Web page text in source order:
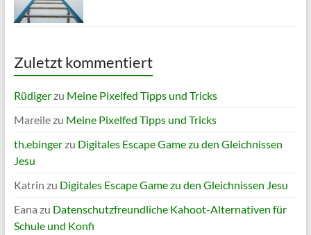
Zuletzt kommentiert
Rüdigerzu Meine Pixelfed Tipps und Tricks
Mareilezu Meine Pixelfed Tipps und Tricks
th.ebingerzu Digitales Escape Game zu den Gleichnissen
Jesu
Katrin zu Digitales Escape Game zu den Gleichnissen Jesu
Eana zu Datenschutzfreundliche Kahoot-Alternativen für
Schule und Konfi